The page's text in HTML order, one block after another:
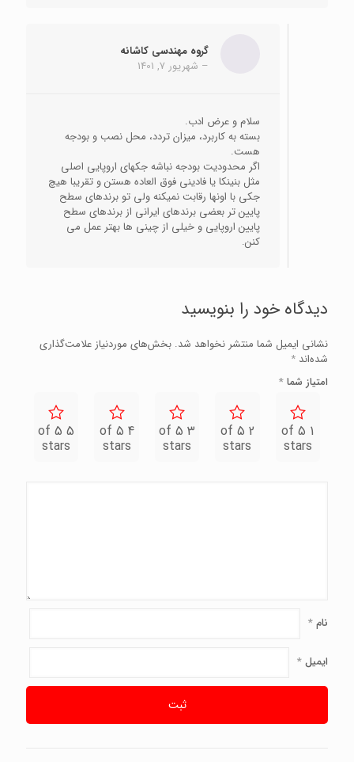
گروه مهندسی کاشانه
– شهریور 7, 1401
سلام و عرض ادب.
بسته به کاربرد، میزان تردد، محل نصب و بودجه
هست.
اگر محدودیت بودجه نباشه جکهای اروپایی اصلی
مثل بنینکا یا فادینی فوق العاده هستن و تقریبا هیچ
جکی با اونها رقابت نمیکنه ولی تو برندهای سطح
پایین تر بعضی برندهای ایرانی از برندهای سطح
پایین اروپایی و خیلی از چینی ها بهتر عمل می
کنن.
دیدگاه خود را بنویسید
نشانی ایمیل شما منتشر نخواهد شد. بخش‌های موردنیاز علامت‌گذاری
شده‌اند *
امتیاز شما*
1 of 5
stars
2 of 5
stars
3 of 5
stars
4 of 5
stars
5 of 5
stars
نام*
ایمیل*